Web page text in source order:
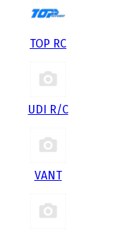
TOP RC
UDI R/С
VANT